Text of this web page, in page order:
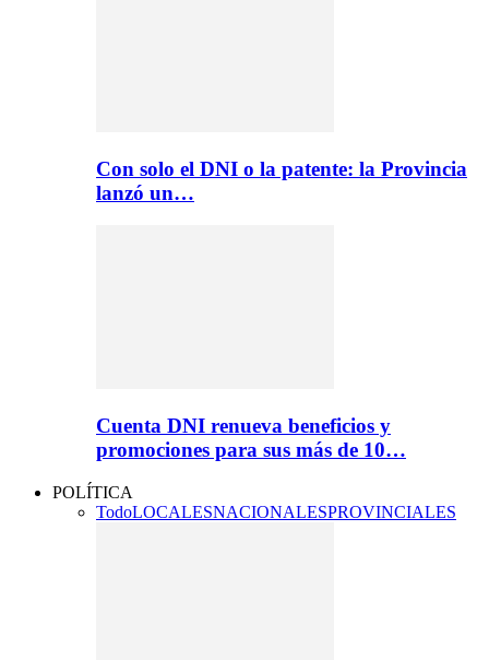
Con solo el DNI o la patente: la Provincia
lanzó un…
Cuenta DNI renueva beneficios y
promociones para sus más de 10…
POLÍTICA
TodoLOCALESNACIONALESPROVINCIALES